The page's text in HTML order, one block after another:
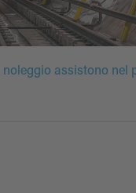
assistono